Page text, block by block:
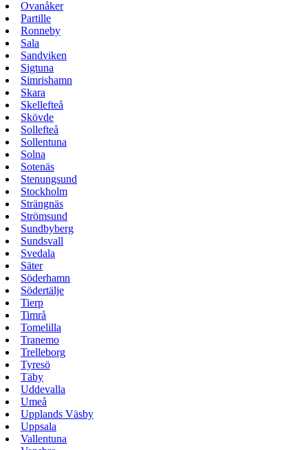
Ovanåker
Partille
Ronneby
Sala
Sandviken
Sigtuna
Simrishamn
Skara
Skellefteå
Skövde
Sollefteå
Sollentuna
Solna
Sotenäs
Stenungsund
Stockholm
Strängnäs
Strömsund
Sundbyberg
Sundsvall
Svedala
Säter
Söderhamn
Södertälje
Tierp
Timrå
Tomelilla
Tranemo
Trelleborg
Tyresö
Täby
Uddevalla
Umeå
Upplands Väsby
Uppsala
Vallentuna